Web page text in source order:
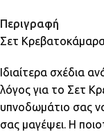
Περιγραφή
Σετ
Ιδιαίτερα σχέδια
λόγος για το Σετ
υπνοδωμάτιο σας
σας μαγέψει. Η